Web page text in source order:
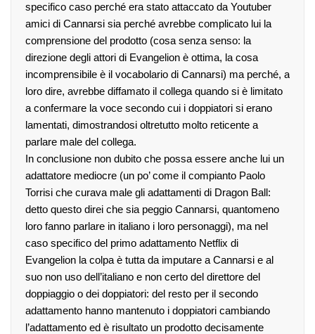
specifico caso perché era stato attaccato da Youtuber
amici di Cannarsi sia perché avrebbe complicato lui la
comprensione del prodotto (cosa senza senso: la
direzione degli attori di Evangelion è ottima, la cosa
incomprensibile è il vocabolario di Cannarsi) ma perché, a
loro dire, avrebbe diffamato il collega quando si è limitato
a confermare la voce secondo cui i doppiatori si erano
lamentati, dimostrandosi oltretutto molto reticente a
parlare male del collega.
In conclusione non dubito che possa essere anche lui un
adattatore mediocre (un po’ come il compianto Paolo
Torrisi che curava male gli adattamenti di Dragon Ball:
detto questo direi che sia peggio Cannarsi, quantomeno
loro fanno parlare in italiano i loro personaggi), ma nel
caso specifico del primo adattamento Netflix di
Evangelion la colpa è tutta da imputare a Cannarsi e al
suo non uso dell’italiano e non certo del direttore del
doppiaggio o dei doppiatori: del resto per il secondo
adattamento hanno mantenuto i doppiatori cambiando
l’adattamento ed è risultato un prodotto decisamente